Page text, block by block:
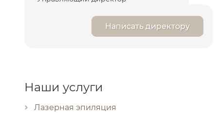
Написать директору
Наши услуги
Лазерная эпиляция